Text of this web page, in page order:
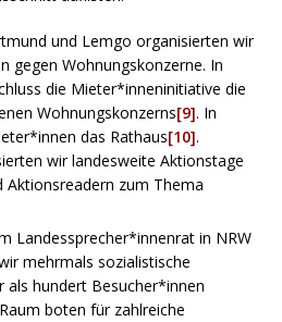
und Lemgo organisierten wir
gegen Wohnungskonzerne. In
die Mieter*inneninitiative die
Wohnungskonzerns[9]. In
das Rathaus[10].
wir landesweite Aktionstage
zum Thema
Landessprecher*innenrat in NRW
mehrmals sozialistische
als hundert Besucher*innen
boten für zahlreiche